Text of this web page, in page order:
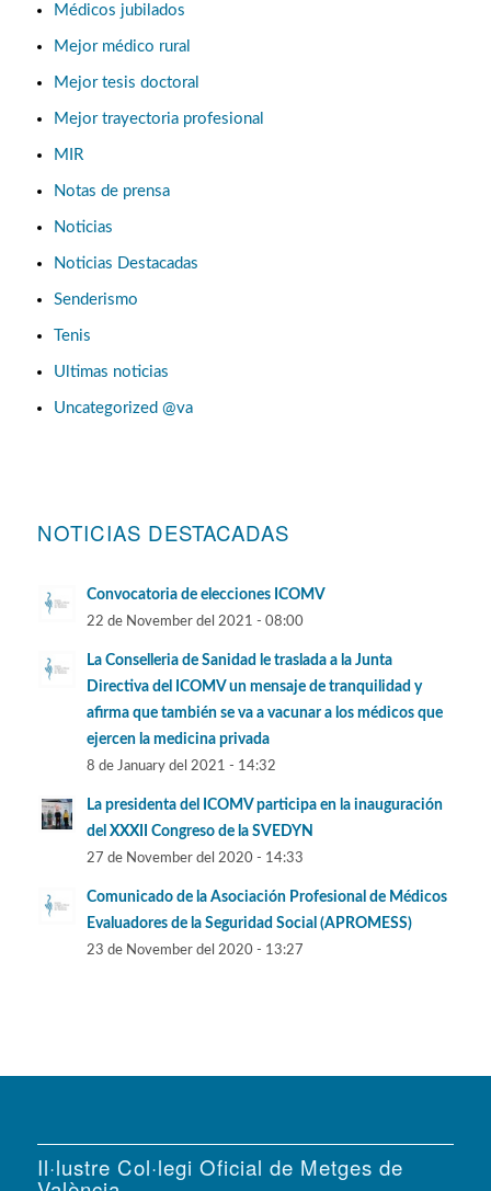
Médicos jubilados
Mejor médico rural
Mejor tesis doctoral
Mejor trayectoria profesional
MIR
Notas de prensa
Noticias
Noticias Destacadas
Senderismo
Tenis
Ultimas noticias
Uncategorized @va
NOTICIAS DESTACADAS
Convocatoria de elecciones ICOMV
22 de November del 2021 - 08:00
La Conselleria de Sanidad le traslada a la Junta
Directiva del ICOMV un mensaje de tranquilidad y
afirma que también se va a vacunar a los médicos que
ejercen la medicina privada
8 de January del 2021 - 14:32
La presidenta del ICOMV participa en la inauguración
del XXXII Congreso de la SVEDYN
27 de November del 2020 - 14:33
Comunicado de la Asociación Profesional de Médicos
Evaluadores de la Seguridad Social (APROMESS)
23 de November del 2020 - 13:27
Il·lustre Col·legi Oficial de Metges de